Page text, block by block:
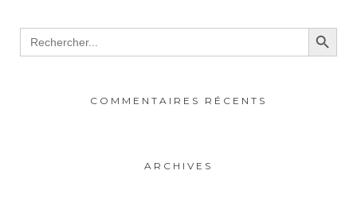
Search
for:
Search Button
COMMENTAIRES RÉCENTS
ARCHIVES